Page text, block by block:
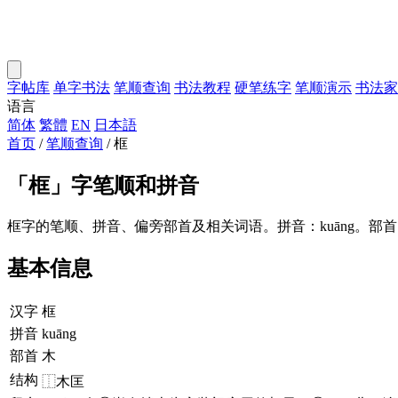
字帖库 单字书法 笔顺查询 书法教程 硬笔练字 笔顺演示 书法家
语言
简体 繁體 EN 日本語
首页 / 笔顺查询 / 框
「 框」字笔顺和拼音
框字的笔顺、拼音、偏旁部首及相关词语。拼音：kuāng。部首
基本信息
汉字 框
拼音 kuāng
部首 木
结构 ⿰木匡